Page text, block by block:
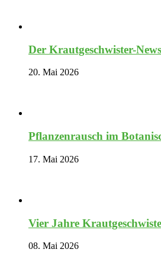
Der Krautgeschwister-
20. Mai 2026
Pflanzenrausch im
17. Mai 2026
Vier Jahre
08. Mai 2026